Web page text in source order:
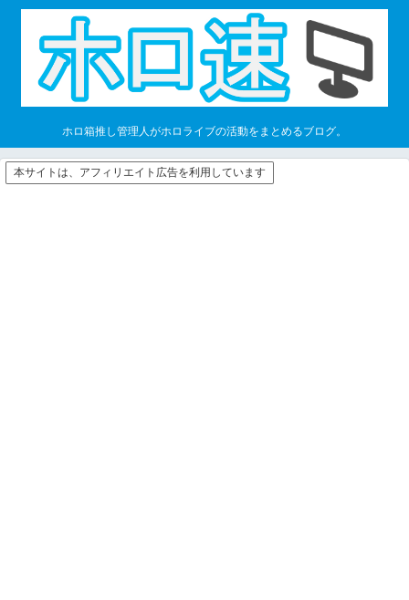
ホロ箱推し管理人がホロライブの活動をまとめるブログ。
本サイトは、アフィリエイト広告を利用しています